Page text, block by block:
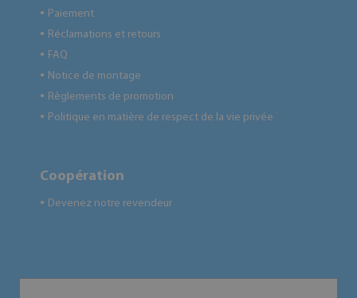
● Paiement
● Réclamations et retours
● FAQ
● Notice de montage
● Règlements de promotion
● Politique en matière de respect de la vie privée
Coopération
● Devenez notre revendeur